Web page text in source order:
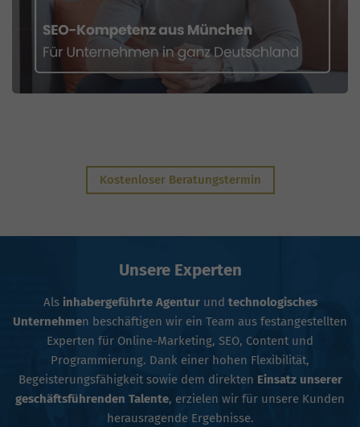
Kostenloser Beratungstermin
Unsere Experten
Alsinhabergeführte Agenturund technologisches
Unternehmen beschäftigen wir ein Team aus festangestellten
Experten für Online-Marketing, SEO, Content und
Programmierung. Dank einer hohen Flexibilität,
Begeisterungsfähigkeit sowie dem direkten Einsatz unserer
geschäftsführenden Talente, erzielen wir für unsere Kunden
herausragende Ergebnisse.